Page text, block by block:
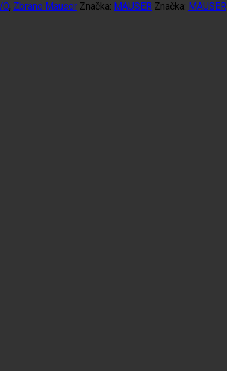
, Zbrane Mauser Značka: MAUSER Značka: MAUSER